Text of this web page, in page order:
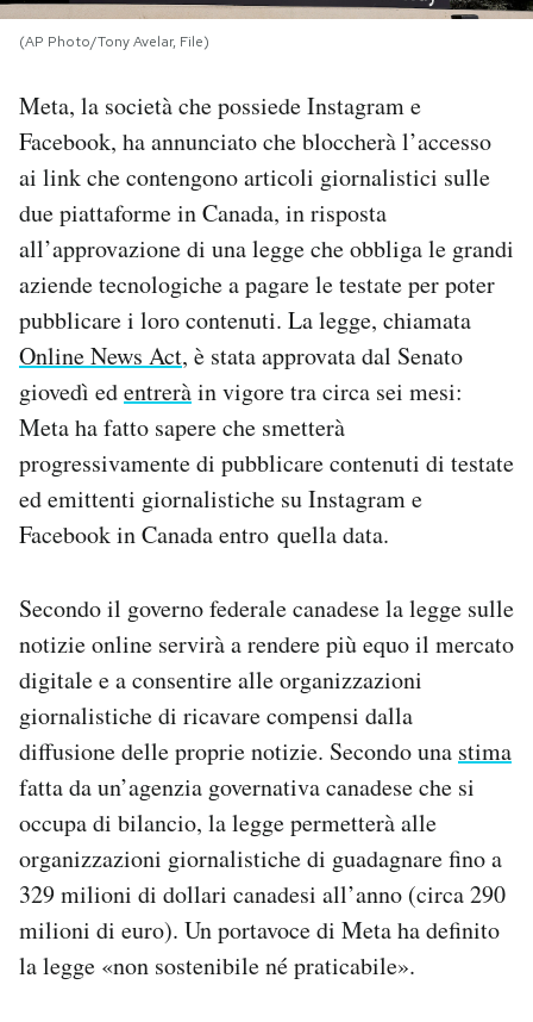
AREA PERSONALE
Area Personale
Newsletter
Notifiche mobile
Regala il Post
Hai bisogno di aiuto?
Esci
(AP Photo/Tony Avelar, File)
Meta, la società che possiede Instagram e
Facebook, ha annunciato che bloccherà l’accesso
ai link che contengono articoli giornalistici sulle
due piattaforme in Canada, in risposta
all’approvazione di una legge che obbliga le grandi
aziende tecnologiche a pagare le testate per poter
pubblicare i loro contenuti. La legge, chiamata
Online News Act, è stata approvata dal Senato
giovedì edentreràin vigore tra circa sei mesi:
Meta ha fatto sapere che smetterà
progressivamente di pubblicare contenuti di testate
ed emittenti giornalistiche su Instagram e
Facebook in Canada entro quella data.
Secondo il governo federale canadese la legge sulle
notizie online servirà a rendere più equo il mercato
digitale e a consentire alle organizzazioni
giornalistiche di ricavare compensi dalla
diffusione delle proprie notizie. Secondo una stima
fatta da un’agenzia governativa canadese che si
occupa di bilancio, la legge permetterà alle
organizzazioni giornalistiche di guadagnare fino a
329 milioni di dollari canadesi all’anno (circa 290
milioni di euro). Un portavoce di Meta ha definito
la legge «non sostenibile né praticabile».